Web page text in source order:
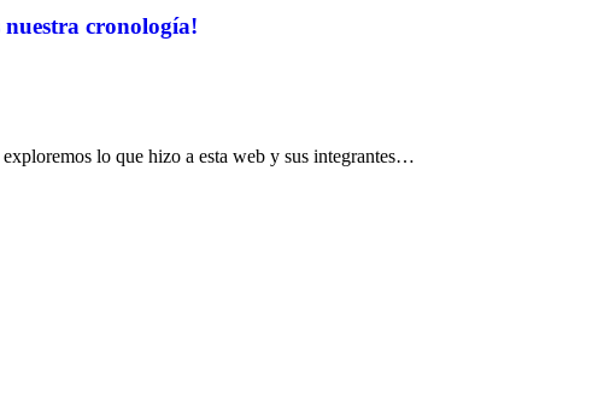
nuestra cronología!
lo que hizo a esta web y sus integrantes…